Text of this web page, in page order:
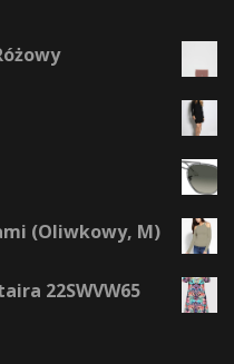
(Oliwkowy, M)
22SWVW65